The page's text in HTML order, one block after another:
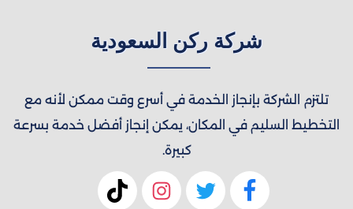
شركة ركن السعودية
تلتزم الشركة بإنجاز الخدمة في أسرع وقت ممكن لأنه مع
التخطيط السليم في المكان، يمكن إنجاز أفضل خدمة بسرعة
كبيرة.